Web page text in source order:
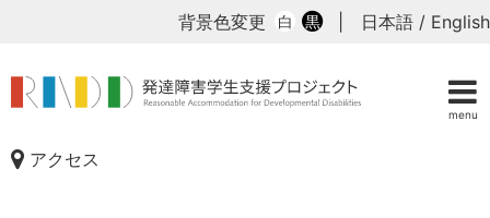
menu
背景色変更 白 黒 日本語 / English
アクセス